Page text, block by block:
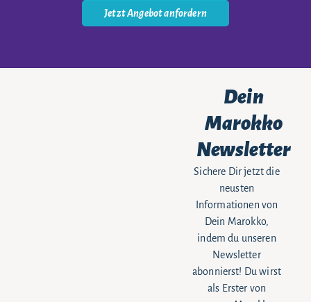
Jetzt Angebot anfordern
Dein
Marokko
Newsletter
Sichere Dir jetzt die
neusten
Informationen von
Dein Marokko,
indem du unseren
Newsletter
abonnierst! Du wirst
als Erster von